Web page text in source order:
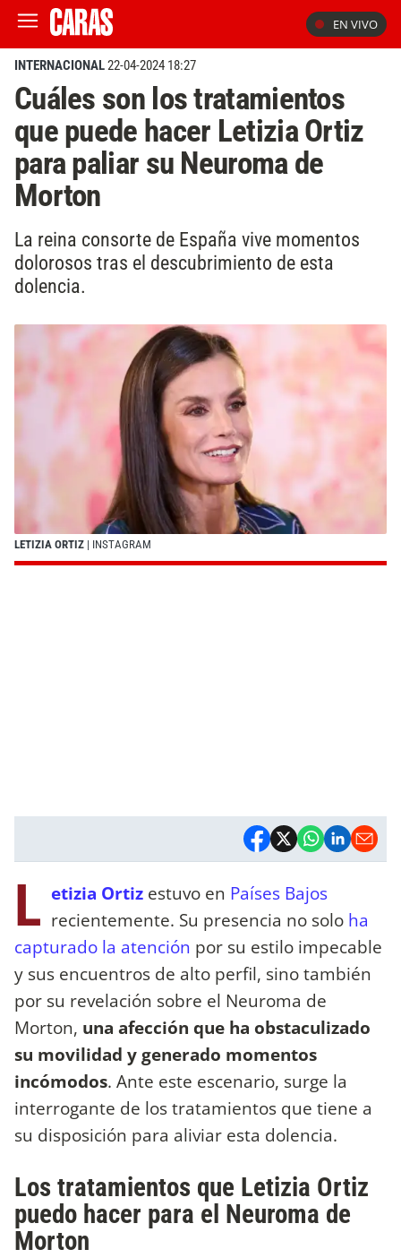
EN VIVO
INTERNACIONAL22-04-2024 18:27
Cuáles son los tratamientos
que puede hacer Letizia Ortiz
para paliar su Neuroma de
Morton
La reina consorte de España vive momentos
dolorosos tras el descubrimiento de esta
dolencia.
LETIZIA ORTIZ | INSTAGRAM
L etizia Ortiz estuvo en Países Bajos
recientemente. Su presencia no solo ha
capturado la atención por su estilo impecable
y sus encuentros de alto perfil, sino también
por su revelación sobre el Neuroma de
Morton, una afección que ha obstaculizado
su movilidad y generado momentos
incómodos. Ante este escenario, surge la
interrogante de los tratamientos que tiene a
su disposición para aliviar esta dolencia.
Los tratamientos que Letizia Ortiz
puedo hacer para el Neuroma de
Morton